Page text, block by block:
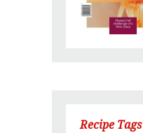
Recipe Tags